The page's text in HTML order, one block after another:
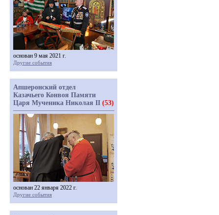
основан 9 мая 2021 г.
Другие события
Апшеронский отдел
Казачьего Конвоя Памяти
Царя Мученика Николая II (53)
основан 22 января 2022 г.
Другие события